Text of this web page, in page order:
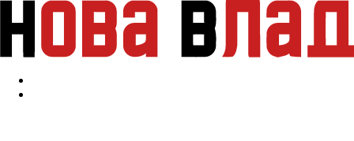
Перейти к основному содержанию